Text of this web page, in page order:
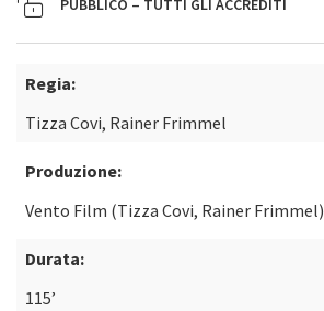
PUBBLICO – TUTTI GLI ACCREDITI
Regia:
Tizza Covi, Rainer Frimmel
Produzione:
Vento Film (Tizza Covi, Rainer Frimmel)
Durata:
115’